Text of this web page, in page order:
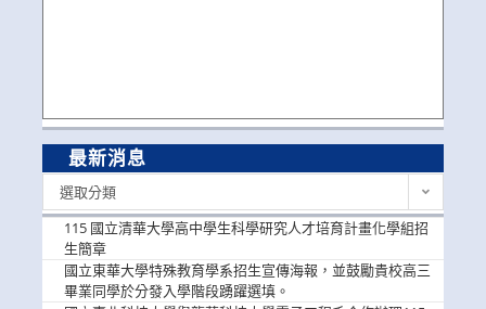
最新消息
選取分類
115 國立清華大學高中學生科學研究人才培育計畫化學組招
生簡章
國立東華大學特殊教育學系招生宣傳海報，並鼓勵貴校高三
畢業同學於分發入學階段踴躍選填。